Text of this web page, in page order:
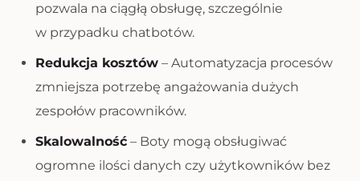
pozwala na ciągłą obsługę, szczególnie
w przypadku chatbotów.
Redukcja kosztów – Automatyzacja procesów
zmniejsza potrzebę angażowania dużych
zespołów pracowników.
Skalowalność – Boty mogą obsługiwać
ogromne ilości danych czy użytkowników bez